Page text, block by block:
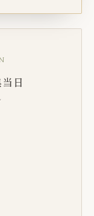
日